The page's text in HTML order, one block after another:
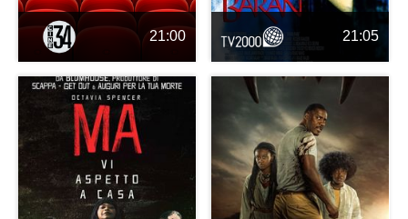
21:00 21:05